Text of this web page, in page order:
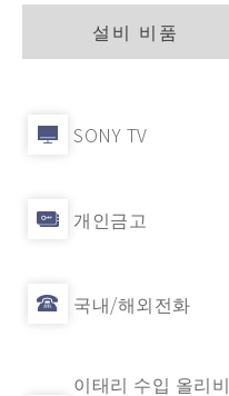
설비 비품
SONY TV
개인금고
국내/해외전화
이태리 수입 올리비